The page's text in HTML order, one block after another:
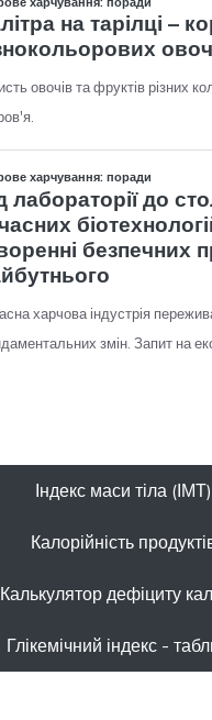
Індекс маси тіла (ІМТ)
Калорійність
Калькулятор дефіциту
Глікемічний індекс -